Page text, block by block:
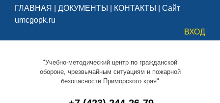
ГЛАВНАЯ ДОКУМЕНТЫ КОНТАКТЫ
Сайт
umcgopk.ru
ВХОД
"Учебно-методический центр по гражданской
обороне, чрезвычайным ситуациям и пожарной
безопасности Приморского края"